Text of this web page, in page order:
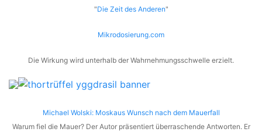
"Die Zeit des Anderen"
Mikrodosierung.com
Die Wirkung wird unterhalb der Wahrnehmungsschwelle erzielt.
Michael Wolski: Moskaus Wunsch nach dem Mauerfall
Warum fiel die Mauer? Der Autor präsentiert überraschende Antworten. Er